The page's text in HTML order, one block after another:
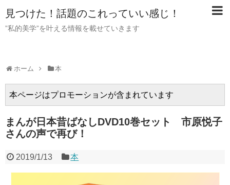
見つけた！話題のこれっていい感じ！
”私的美学”を叶える情報を載せていきます
ホーム 本
本ページはプロモーションが含まれています
まんが日本昔ばなしDVD10巻セット 市原悦子
さんの声で再び！
2019/1/13 本